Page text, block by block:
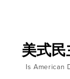
美式
Is American